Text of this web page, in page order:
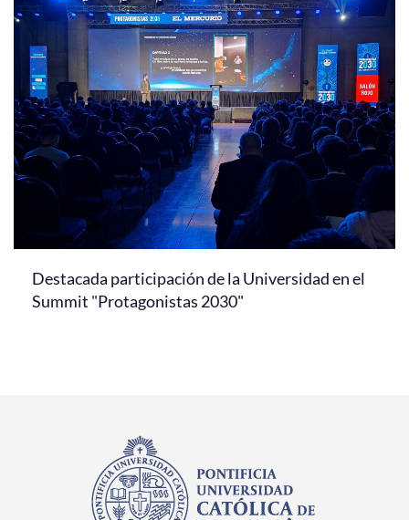
Destacada participación de la Universidad en el
Summit "Protagonistas 2030"